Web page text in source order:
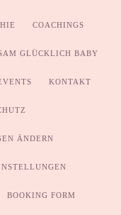
COACHINGS
GLÜCKLICH BABY
KONTAKT
ÄNDERN
BOOKING FORM